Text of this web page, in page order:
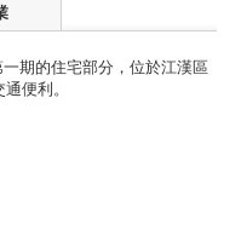
期的住宅部分，位於江漢區
便利。